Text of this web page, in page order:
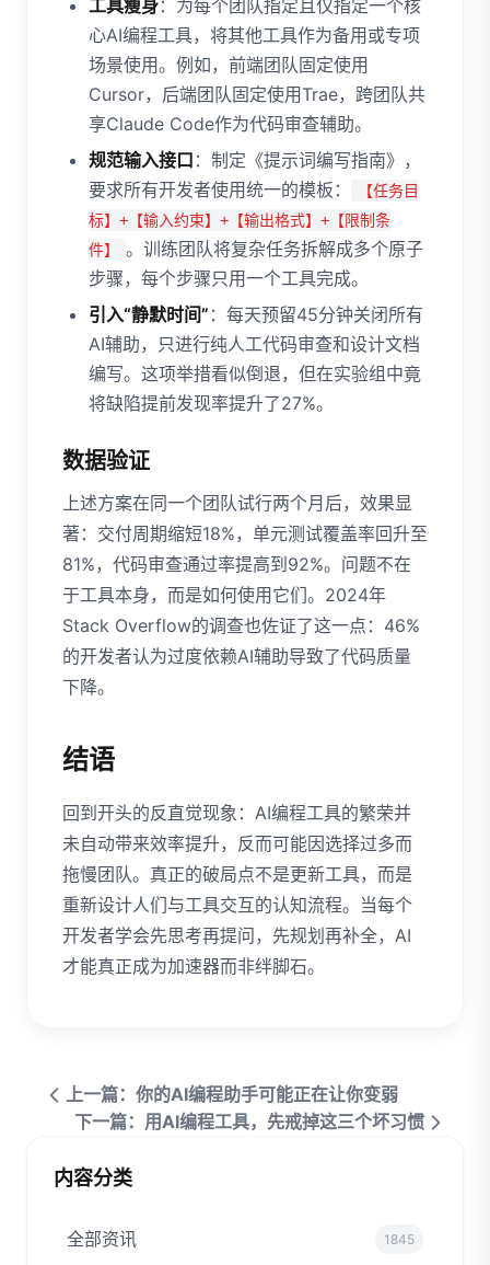
工具瘦身：为每个团队指定且仅指定一个核
心AI编程工具，将其他工具作为备用或专项
场景使用。例如，前端团队固定使用
Cursor，后端团队固定使用Trae，跨团队共
享Claude Code作为代码审查辅助。
规范输入接口 ：制定《提示词编写指南》，
要求所有开发者使用统一的模板：
【任务目
标】+【输入约束】+【输出格式】+【限制条
件】
。训练团队将复杂任务拆解成多个原子
步骤，每个步骤只用一个工具完成。
引入“静默时间” ：每天预留45分钟关闭所有
AI辅助，只进行纯人工代码审查和设计文档
编写。这项举措看似倒退，但在实验组中竟
将缺陷提前发现率提升了27%。
数据验证
上述方案在同一个团队试行两个月后，效果显
著：交付周期缩短18%，单元测试覆盖率回升至
81%，代码审查通过率提高到92%。问题不在
于工具本身，而是如何使用它们。2024年
Stack Overflow的调查也佐证了这一点：46%
的开发者认为过度依赖AI辅助导致了代码质量
下降。
结语
回到开头的反直觉现象：AI编程工具的繁荣并
未自动带来效率提升，反而可能因选择过多而
拖慢团队。真正的破局点不是更新工具，而是
重新设计人们与工具交互的认知流程。当每个
开发者学会先思考再提问，先规划再补全，AI
才能真正成为加速器而非绊脚石。
上一篇：你的AI编程助手可能正在让你变弱
下一篇：用AI编程工具，先戒掉这三个坏习惯
内容分类
全部资讯 1845